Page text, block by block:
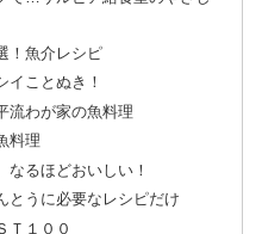
！魚介レシピ
イことぬき！
流わが家の魚料理
料理
るほどおいしい！
うに必要なレシピだけ
Ｔ１００